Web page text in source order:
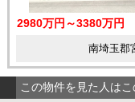
2980万円～3380万円
南埼玉郡
この物件を見た人は